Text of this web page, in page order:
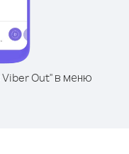
Out" в меню